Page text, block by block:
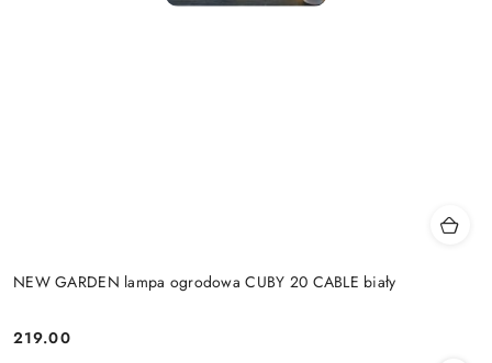
NEW GARDEN lampa ogrodowa CUBY 20 CABLE biały
Cena:
219.00